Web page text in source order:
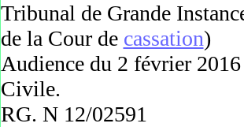
Tribunal de Grande
de la Cour de cassation)
Audience du 2 février
Civile.
RG. N 12/02591